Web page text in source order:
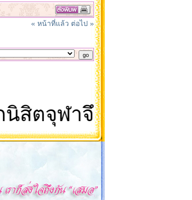
« หน้าที่แล้ว ต่อไป »
ตจุฬาจึงเป็นดินแ